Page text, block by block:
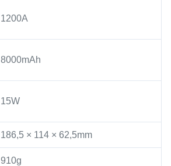
1200A
8000mAh
15W
186,5 × 114 × 62,5mm
910g